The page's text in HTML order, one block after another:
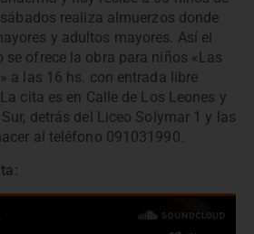
realiza almuerzos donde
y adultos mayores. Así el
se ofrece la obra para niños «Las
a las 16 hs. con entrada libre
cita es en Calle de Los Leones y
detrás del Liceo Solymar 1 y las
al teléfono 091031990.